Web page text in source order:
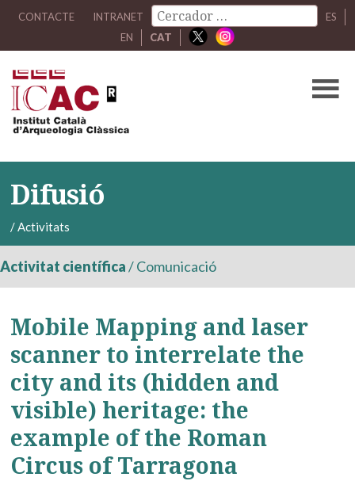
CONTACTE INTRANET
ES
EN
CAT
Difusió
/Activitats
Activitat científica/Comunicació
Mobile Mapping and laser
scanner to interrelate the
city and its (hidden and
visible) heritage: the
example of the Roman
Circus of Tarragona